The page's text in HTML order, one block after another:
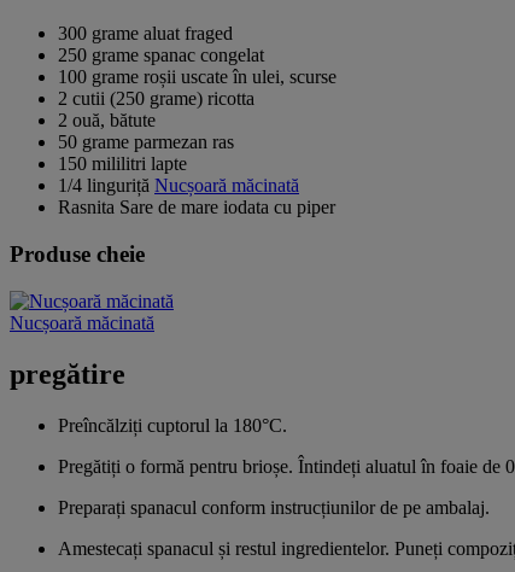
300 grame aluat fraged
250 grame spanac congelat
100 grame roșii uscate în ulei, scurse
2 cutii (250 grame) ricotta
2 ouă, bătute
50 grame parmezan ras
150 mililitri lapte
1/4 linguriță Nucșoară măcinată
Rasnita Sare de mare iodata cu piper
Produse cheie
Nucșoară măcinată
pregătire
Preîncălziți cuptorul la 180°C.
Pregătiți o formă pentru brioșe. Întindeți aluatul în foaie de
Preparați spanacul conform instrucțiunilor de pe ambalaj.
Amestecați spanacul și restul ingredientelor. Puneți